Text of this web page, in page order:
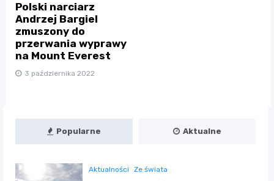
Polski narciarz
Andrzej Bargiel
zmuszony do
przerwania wyprawy
na Mount Everest
3 października 2022
Popularne Aktualne
Aktualności Ze świata